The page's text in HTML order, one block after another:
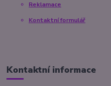
Reklamace
Kontaktní formulář
Kontaktní informace